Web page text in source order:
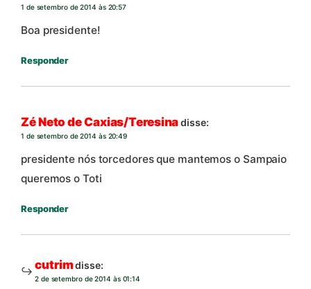
1 de setembro de 2014 às 20:57
Boa presidente!
Responder
Zé Neto de Caxias/Teresinadisse:
1 de setembro de 2014 às 20:49
presidente nós torcedores que mantemos o Sampaio
queremos o Toti
Responder
cutrimdisse:
2 de setembro de 2014 às 01:14